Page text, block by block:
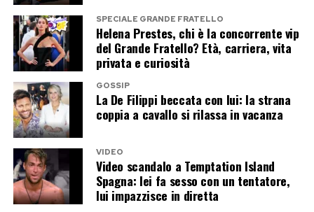
SPECIALE GRANDE FRATELLO
Helena Prestes, chi è la concorrente vip
del Grande Fratello? Età, carriera, vita
privata e curiosità
GOSSIP
La De Filippi beccata con lui: la strana
coppia a cavallo si rilassa in vacanza
VIDEO
Video scandalo a Temptation Island
Spagna: lei fa sesso con un tentatore,
lui impazzisce in diretta